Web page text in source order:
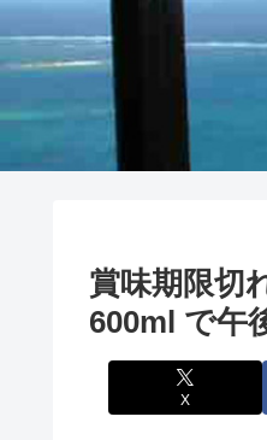
賞味期限切
600ml で午
X